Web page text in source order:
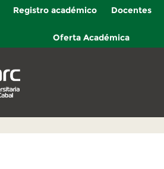
Registro académico Docentes
Oferta Académica